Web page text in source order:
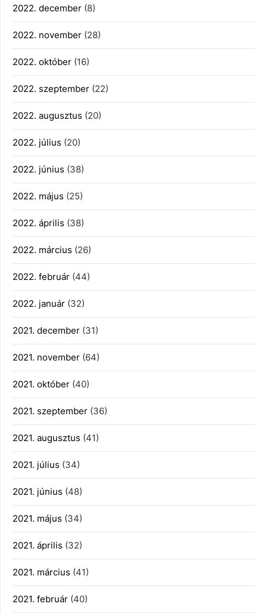
2022. december (8)
2022. november (28)
2022. október (16)
2022. szeptember (22)
2022. augusztus (20)
2022. július (20)
2022. június (38)
2022. május (25)
2022. április (38)
2022. március (26)
2022. február (44)
2022. január (32)
2021. december (31)
2021. november (64)
2021. október (40)
2021. szeptember (36)
2021. augusztus (41)
2021. július (34)
2021. június (48)
2021. május (34)
2021. április (32)
2021. március (41)
2021. február (40)